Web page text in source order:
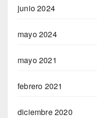
junio 2024
mayo 2024
mayo 2021
febrero 2021
diciembre 2020